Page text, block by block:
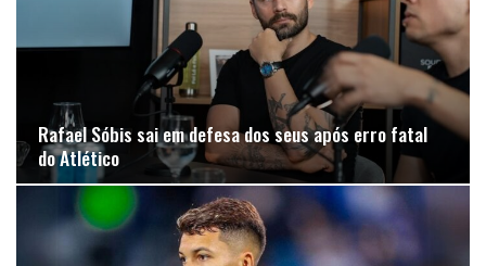
Rafael Sóbis sai em defesa dos seus após erro fatal
do Atlético